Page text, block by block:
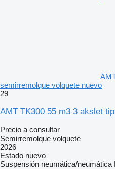
semirremolque volquete nuevo
29
AMT TK300 55 m3 3 akslet
Precio a consultar
Semirremolque volquete
2026
Estado nuevo
Suspensión neumática/neumática